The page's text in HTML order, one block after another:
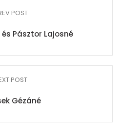
POST
Pásztor Lajosné
POST
Gézáné